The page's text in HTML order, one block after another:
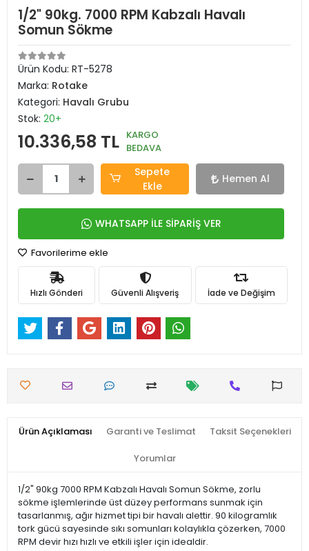
1/2" 90kg. 7000 RPM Kabzalı Havalı
Somun Sökme
Ürün Kodu: RT-5278
Marka: Rotake
Kategori: Havalı Grubu
Stok: 20+
10.336,58 TL KARGO
BEDAVA
Sepete
Ekle
Hemen Al
WHATSAPP İLE SİPARİŞ VER
Favorilerime ekle
Hızlı Gönderi Güvenli Alışveriş İade ve Değişim
Ürün Açıklaması Garanti ve Teslimat Taksit Seçenekleri
Yorumlar
1/2" 90kg 7000 RPM Kabzalı Havalı Somun Sökme, zorlu
sökme işlemlerinde üst düzey performans sunmak için
tasarlanmış, ağır hizmet tipi bir havalı alettir. 90 kilogramlık
tork gücü sayesinde sıkı somunları kolaylıkla çözerken, 7000
RPM devir hızı hızlı ve etkili işler için idealdir.